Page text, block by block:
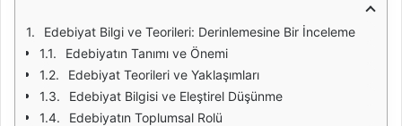
Edebiyat Bilgi ve Teorileri: Derinlemesine Bir İnceleme
Edebiyatın Tanımı ve Önemi
Edebiyat Teorileri ve Yaklaşımları
Edebiyat Bilgisi ve Eleştirel Düşünme
Edebiyatın Toplumsal Rolü